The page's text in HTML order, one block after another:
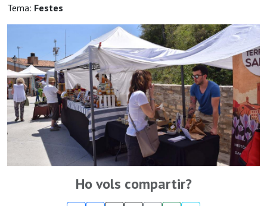
Tema: Festes
Ho vols compartir?